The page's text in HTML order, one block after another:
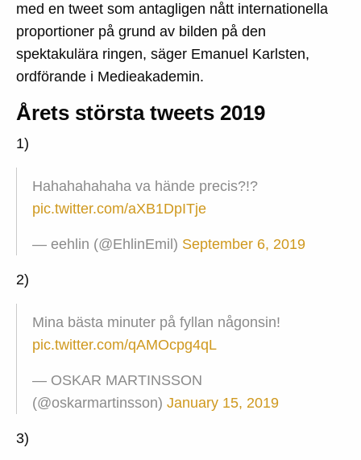
med en tweet som antagligen nått internationella
proportioner på grund av bilden på den
spektakulära ringen, säger Emanuel Karlsten,
ordförande i Medieakademin.
Årets största tweets 2019
1)
Hahahahahaha va hände precis?!?
pic.twitter.com/aXB1DpITje
— eehlin (@EhlinEmil) September 6, 2019
2)
Mina bästa minuter på fyllan någonsin!
pic.twitter.com/qAMOcpg4qL
— OSKAR MARTINSSON
(@oskarmartinsson) January 15, 2019
3)